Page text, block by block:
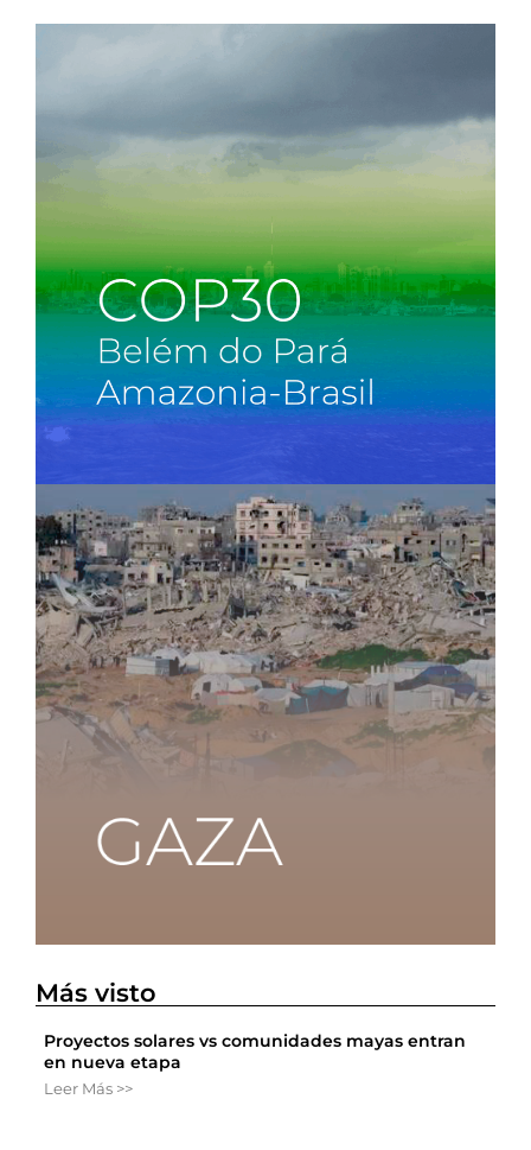
Más visto
Proyectos solares vs comunidades mayas entran
en nueva etapa
Leer Más >>